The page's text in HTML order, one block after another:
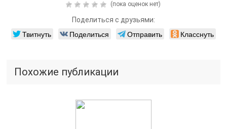
(пока оценок нет)
Поделиться с друзьями:
Твитнуть Поделиться Отправить Класснуть
Похожие публикации